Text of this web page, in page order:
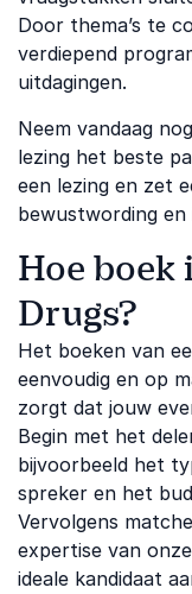
Door thema’s te
verdiepend
uitdagingen.
Neem vandaag
lezing het beste
een lezing en zet
bewustwording en
Hoe boek
Drugs?
Het boeken van
eenvoudig en op
zorgt dat jouw
Begin met het
bijvoorbeeld het
spreker en het
Vervolgens
expertise van
ideale kandidaat